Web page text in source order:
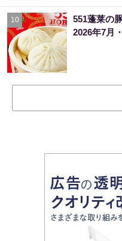
10
551蓬莱の
2026年7月